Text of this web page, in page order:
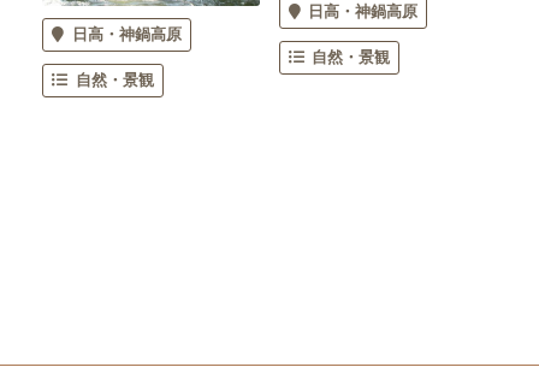
日高・神鍋高原
自然・景観
日高・神鍋高原
自然・景観